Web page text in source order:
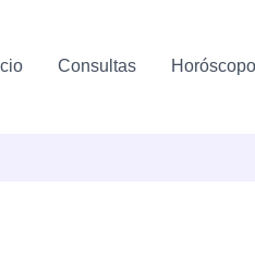
Consultas Horóscopo